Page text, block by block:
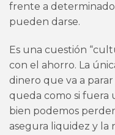
frente a
pueden darse.
Es una cuestión
con el ahorro. La
dinero que va a
queda como si fuera
bien podemos
asegura liquidez y la